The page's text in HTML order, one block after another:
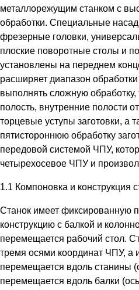
металлорежущим станком с
обработки. Специальные
фрезерные головки,
плоские поворотные столы и
установлены на переднем
расширяет диапазон
выполнять сложную обработку,
полость, внутренние полости
торцевые уступы заготовки, а
пятистороннюю обработку
передовой системой ЧПУ,
четырехосевое ЧПУ и
1.1 Компоновка и конструкция
Станок имеет фиксированную
конструкцию с балкой и
перемещается рабочий стол.
тремя осями координат ЧПУ, а
перемещается вдоль станины
перемещается вдоль балки